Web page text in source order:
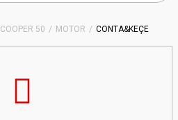
COOPER 50 MOTOR CONTA&KEÇE